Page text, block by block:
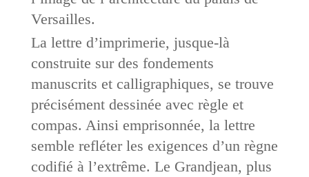
Versailles.
La lettre d’imprimerie, jusque-là
construite sur des fondements
manuscrits et calligraphiques, se trouve
précisément dessinée avec règle et
compas. Ainsi emprisonnée, la lettre
semble refléter les exigences d’un règne
codifié à l’extrême. Le Grandjean, plus